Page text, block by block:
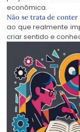
econômica.
Não se trata de
ao que realmente
criar sentido e